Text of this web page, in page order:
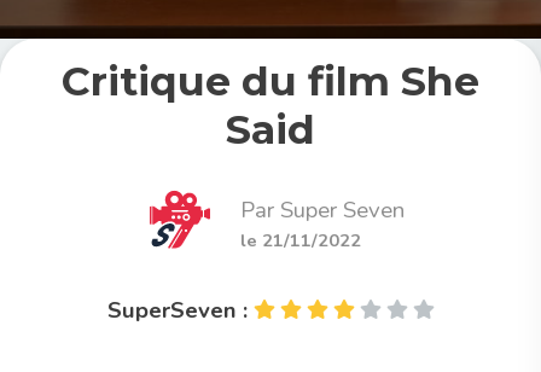
Critique du film She
Said
Par Super Seven
le 21/11/2022
SuperSeven :